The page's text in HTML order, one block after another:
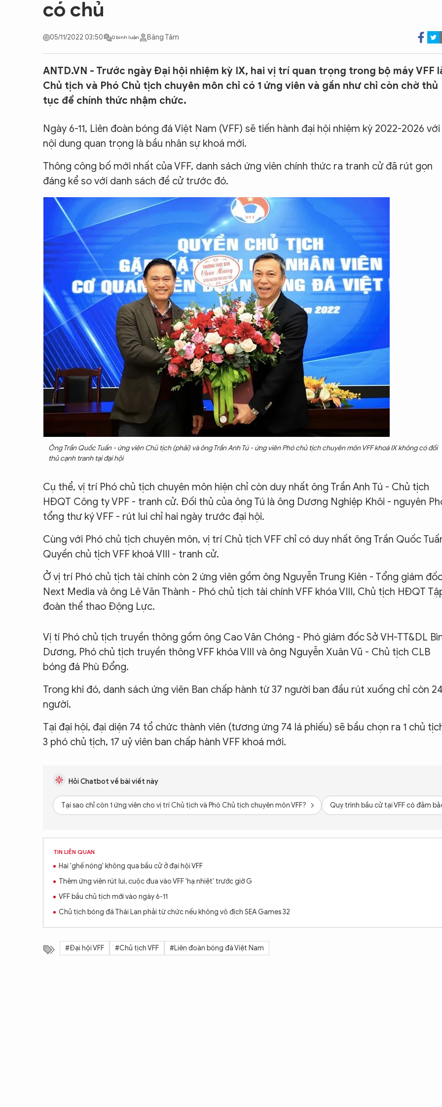
CON ĐƯỜNG KHỞI NGHIỆP
có chủ
05/11/2022 03:50 0 bình luận Băng Tâm
ANTD.VN - Trước ngày Đại hội nhiệm kỳ IX, hai vị trí quan trọng trong bộ máy VFF
Chủ tịch và Phó Chủ tịch chuyên môn chỉ có 1 ứng viên và gần như chỉ còn chờ thủ
tục để chính thức nhậm chức.
Ngày 6-11, Liên đoàn bóng đá Việt Nam (VFF) sẽ tiến hành đại hội nhiệm kỳ 2022-2026 với
nội dung quan trọng là bầu nhân sự khoá mới.
Thông công bố mới nhất của VFF, danh sách ứng viên chính thức ra tranh cử đã rút gọn
đáng kể so với danh sách đề cử trước đó.
Ông Trần Quốc Tuấn - ứng viên Chủ tịch (phải) và ông Trần Anh Tú - ứng viên Phó chủ tịch chuyên môn VFF khoá IX không có đối
thủ cạnh tranh tại đại hội
Cụ thể, vị trí Phó chủ tịch chuyên môn hiện chỉ còn duy nhất ông Trần Anh Tú - Chủ tịch
HĐQT Công ty VPF - tranh cử. Đối thủ của ông Tú là ông Dương Nghiệp Khôi - nguyên
tổng thư ký VFF - rút lui chỉ hai ngày trước đại hội.
Cùng với Phó chủ tịch chuyên môn, vị trí Chủ tịch VFF chỉ có duy nhất ông Trần Quốc
Quyền chủ tịch VFF khoá VIII - tranh cử.
Ở vị trí Phó chủ tịch tài chính còn 2 ứng viên gồm ông Nguyễn Trung Kiên - Tổng giám
Next Media và ông Lê Văn Thành - Phó chủ tịch tài chính VFF khóa VIII, Chủ tịch HĐQT
đoàn thể thao Động Lực.
Vị tí Phó chủ tịch truyền thông gồm ông Cao Văn Chóng - Phó giám đốc Sở VH-TT&DL
Dương, Phó chủ tịch truyền thông VFF khóa VIII và ông Nguyễn Xuân Vũ - Chủ tịch CLB
bóng đá Phù Đổng.
Trong khi đó, danh sách ứng viên Ban chấp hành từ 37 người ban đầu rút xuống chỉ còn 24
người.
Tại đại hội, đại diện 74 tổ chức thành viên (tương ứng 74 lá phiếu) sẽ bầu chọn ra 1 chủ
3 phó chủ tịch, 17 uỷ viên ban chấp hành VFF khoá mới.
Hỏi Chatbot về bài viết này
Tại sao chỉ còn 1 ứng viên cho vị trí Chủ tịch và Phó Chủ tịch chuyên môn VFF? Quy trình bầu cử tại VFF có đảm
TIN LIÊN QUAN
Hai 'ghế nóng' không qua bầu cử ở đại hội VFF
Thêm ứng viên rút lui, cuộc đua vào VFF 'hạ nhiệt' trước giờ G
VFF bầu chủ tịch mới vào ngày 6-11
Chủ tịch bóng đá Thái Lan phải từ chức nếu không vô địch SEA Games 32
#Đại hội VFF #Chủ tịch VFF #Liên đoàn bóng đá Việt Nam